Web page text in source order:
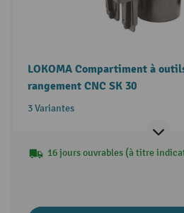
LOKOMA Compartiment à
rangement CNC SK 30
3 Variantes
16 jours ouvrables (à titre